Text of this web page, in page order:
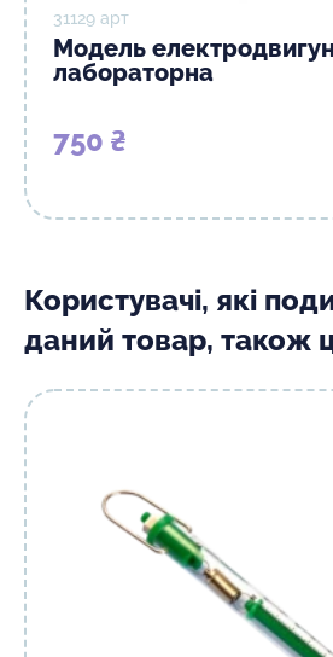
31129 арт
Модель
лабораторна
750 ₴
Користувачі, які
даний товар, також